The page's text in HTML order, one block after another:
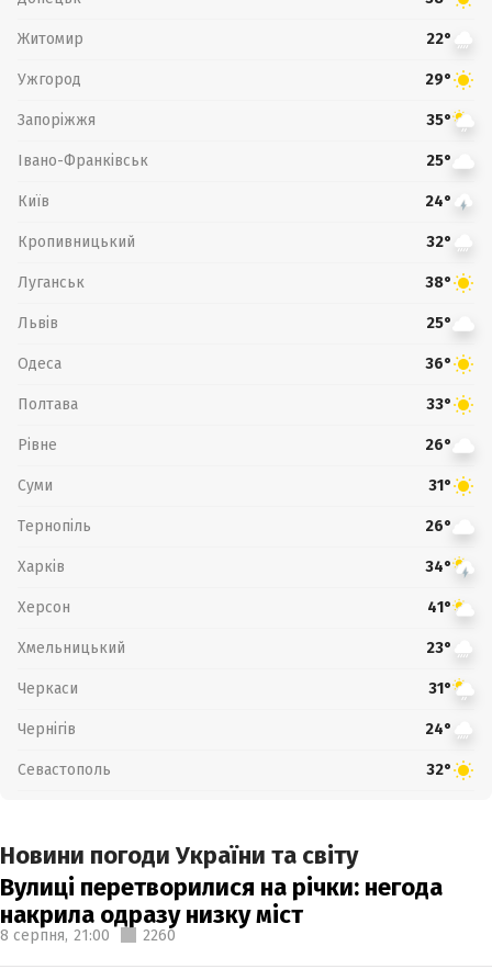
Житомир 22°
Ужгород 29°
Запоріжжя 35°
Івано-Франківськ 25°
Київ 24°
Кропивницький 32°
Луганськ 38°
Львів 25°
Одеса 36°
Полтава 33°
Рівне 26°
Суми 31°
Тернопіль 26°
Харків 34°
Херсон 41°
Хмельницький 23°
Черкаси 31°
Чернігів 24°
Севастополь 32°
Новини погоди України та світу
Вулиці перетворилися на річки: негода
накрила одразу низку міст
8 серпня, 21:00 2260